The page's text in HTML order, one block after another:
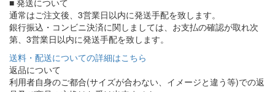
■ 発送について
通常はご注文後、3営業日以内に発送手配を致します。
銀行振込・コンビニ決済に関しましては、お支払の確認が取れ次
第、3営業日以内に発送手配を致します。
送料・配送についての詳細はこちら
返品について
利用者自身のご都合(サイズが合わない、イメージと違う等)での返